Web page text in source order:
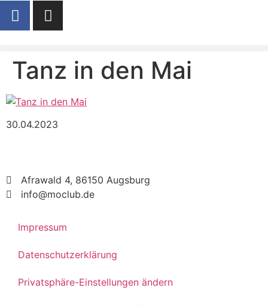
Tanz in den Mai
30.04.2023
Afrawald 4, 86150 Augsburg
info@moclub.de
Impressum
Datenschutzerklärung
Privatsphäre-Einstellungen ändern